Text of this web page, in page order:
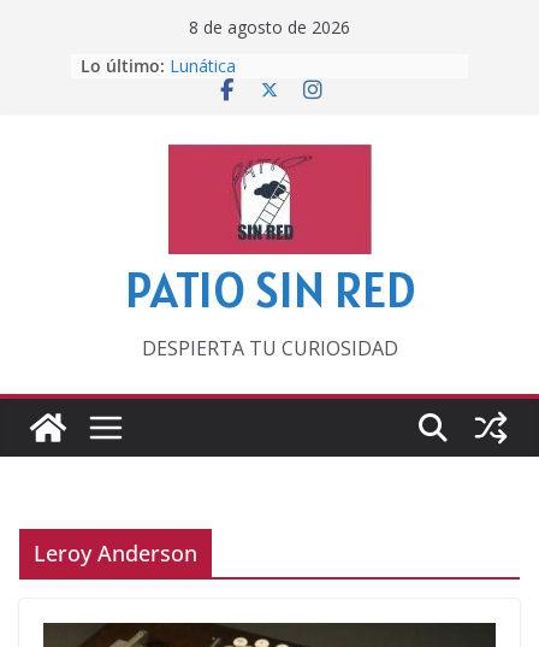
8 de agosto de 2026
Lo último: Lunática
Pero, hasta entonces…
‘La broma infinita’ de recomendar
lecturas veraniegas
Otra del Mundial
PATIO SIN RED
DESPIERTA TU CURIOSIDAD
Leroy Anderson